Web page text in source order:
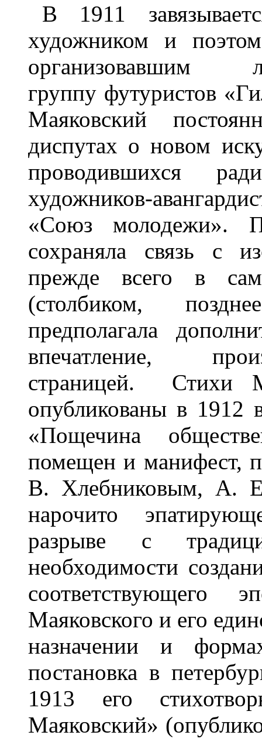
В 1911
художником и
организовавшим
группу футуристов
Маяковский
диспутах о новом
проводившихся
художников-
«Союз молодежи».
сохраняла связь с
прежде всего в
(столбиком,
предполагала
впечатление,
страницей. Стихи
опубликованы в 1912
«Пощечина
помещен и манифест,
В. Хлебниковым, А.
нарочито
разрыве с
необходимости
соответствующего
Маяковского и его
назначении и
постановка в
1913 его
Маяковский»